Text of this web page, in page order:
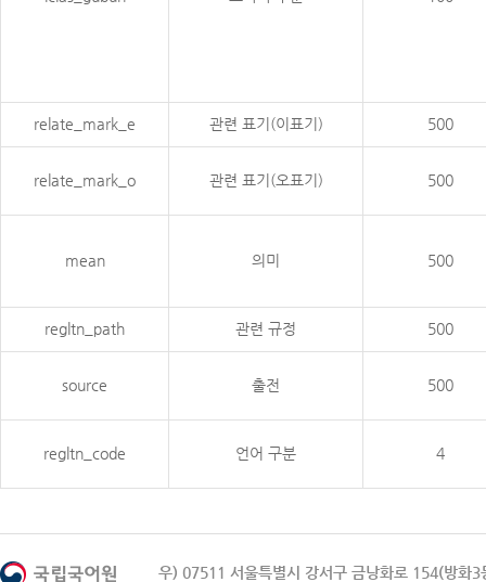
relate_mark_e 관련 표기(이표기) 500
relate_mark_o 관련 표기(오표기) 500
mean 의미 500
regltn_path 관련 규정 500
source 출전 500
regltn_code 언어 구분 4
우) 07511 서울특별시 강서구 금낭화로 154(방화3